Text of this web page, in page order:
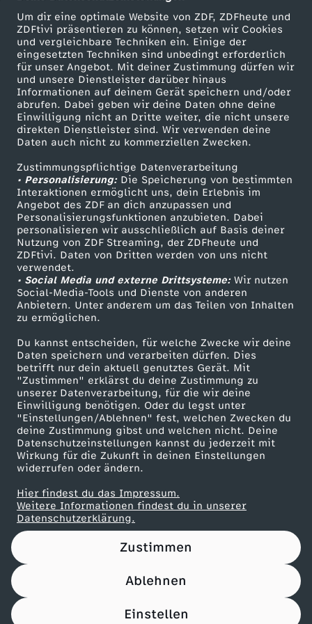
Um dir eine optimale Website von ZDF, ZDFheute und
ZDFtivi präsentieren zu können, setzen wir Cookies
und vergleichbare Techniken ein. Einige der
eingesetzten Techniken sind unbedingt erforderlich
für unser Angebot. Mit deiner Zustimmung dürfen wir
und unsere Dienstleister darüber hinaus
Informationen auf deinem Gerät speichern und/oder
abrufen. Dabei geben wir deine Daten ohne deine
Einwilligung nicht an Dritte weiter, die nicht unsere
direkten Dienstleister sind. Wir verwenden deine
Daten auch nicht zu kommerziellen Zwecken.
Zustimmungspflichtige Datenverarbeitung
• Personalisierung:Die Speicherung von bestimmten
Interaktionen ermöglicht uns, dein Erlebnis im
Angebot des ZDF an dich anzupassen und
Personalisierungsfunktionen anzubieten. Dabei
personalisieren wir ausschließlich auf Basis deiner
Nutzung von ZDF Streaming, der ZDFheute und
ZDFtivi. Daten von Dritten werden von uns nicht
verwendet.
• Social Media und externe Drittsysteme:Wir nutzen
Social-Media-Tools und Dienste von anderen
Anbietern. Unter anderem um das Teilen von Inhalten
zu ermöglichen.
Du kannst entscheiden, für welche Zwecke wir deine
Daten speichern und verarbeiten dürfen. Dies
betrifft nur dein aktuell genutztes Gerät. Mit
"Zustimmen" erklärst du deine Zustimmung zu
unserer Datenverarbeitung, für die wir deine
Einwilligung benötigen. Oder du legst unter
"Einstellungen/Ablehnen" fest, welchen Zwecken du
deine Zustimmung gibst und welchen nicht. Deine
Datenschutzeinstellungen kannst du jederzeit mit
Wirkung für die Zukunft in deinen Einstellungen
widerrufen oder ändern.
Hier findest du das Impressum.
Weitere Informationen findest du in unserer
Datenschutzerklärung.
Zustimmen
Ablehnen
Einstellen
Filtern
n
g
e
H
a
u
s
b
a
u
u
e
W
u
n
d
e
r
Mehr ZDF
ZDF-Apps
Smart TV
ZDFtext
Livestreams
Sendungen A-Z
TV-Programm
Service
ZDFmitreden
Kontakt zum ZDF
Tickets
Zuschauerservice
Hilfe
ZDF Unternehmen
Karriere
ZDF goes Schule
Werbefernsehen
Mainzelmännchen
Partner
Nutzungsbedingungen
Impressum